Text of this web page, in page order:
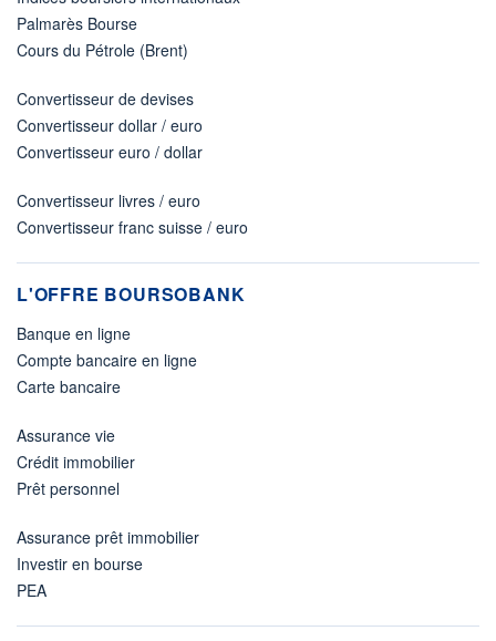
Palmarès Bourse
Cours du Pétrole (Brent)
Convertisseur de devises
Convertisseur dollar / euro
Convertisseur euro / dollar
Convertisseur livres / euro
Convertisseur franc suisse / euro
L'OFFRE BOURSOBANK
Banque en ligne
Compte bancaire en ligne
Carte bancaire
Assurance vie
Crédit immobilier
Prêt personnel
Assurance prêt immobilier
Investir en bourse
PEA